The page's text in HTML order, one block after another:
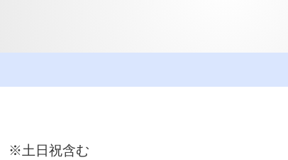
※土日祝含む